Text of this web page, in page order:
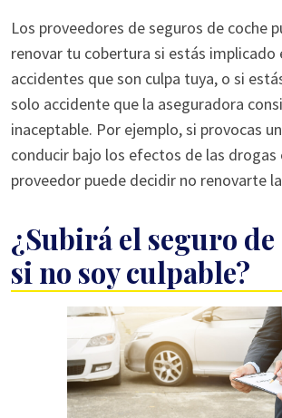
Los proveedores de seguros de coche
renovar tu cobertura si estás implicado
accidentes que son culpa tuya, o si
solo accidente que la aseguradora
inaceptable. Por ejemplo, si provocas
conducir bajo los efectos de las drogas
proveedor puede decidir no renovarte
¿Subirá el seguro
si no soy culpable?